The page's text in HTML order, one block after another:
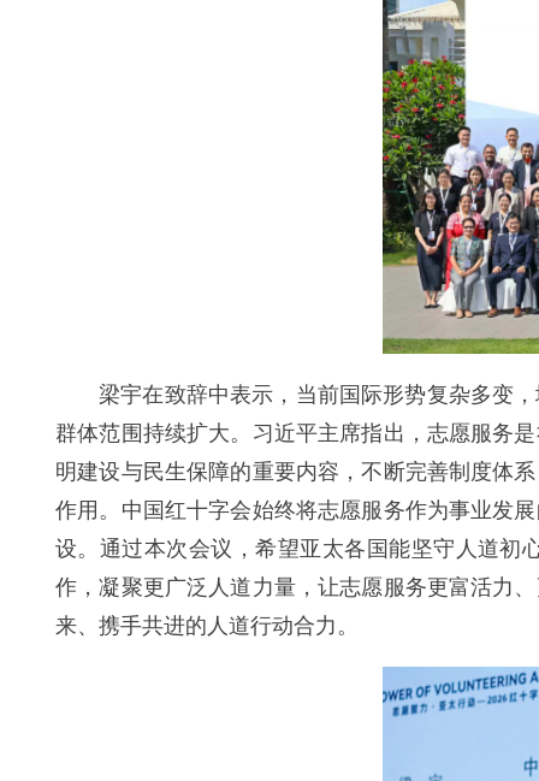
梁宇在致辞中表示，当前国际形势复杂多变
群体范围持续扩大。习近平主席指出，志愿服务
明建设与民生保障的重要内容，不断完善制度体
作用。中国红十字会始终将志愿服务作为事业发
设。通过本次会议，希望亚太各国能坚守人道初
作，凝聚更广泛人道力量，让志愿服务更富活力
来、携手共进的人道行动合力。